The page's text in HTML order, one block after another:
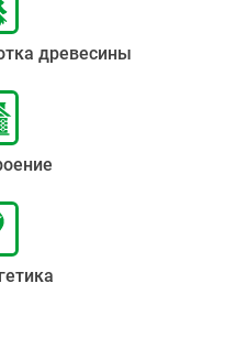
древесины